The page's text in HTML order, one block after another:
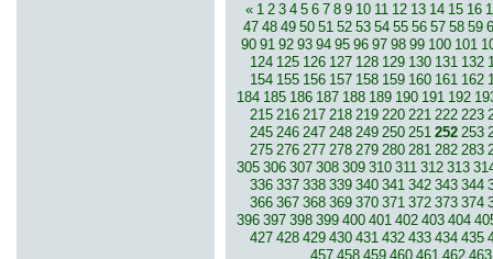
« 1 2 3 4 5 6 7 8 9 10 11 12 13 14 15 16
47 48 49 50 51 52 53 54 55 56 57 58 59
90 91 92 93 94 95 96 97 98 99 100 101
124 125 126 127 128 129 130 131 132
154 155 156 157 158 159 160 161 162
184 185 186 187 188 189 190 191 192
215 216 217 218 219 220 221 222 223
245 246 247 248 249 250 251 252 253
275 276 277 278 279 280 281 282 283
305 306 307 308 309 310 311 312 313
336 337 338 339 340 341 342 343 344
366 367 368 369 370 371 372 373 374
396 397 398 399 400 401 402 403 404
427 428 429 430 431 432 433 434 435
457 458 459 460 461 462 463